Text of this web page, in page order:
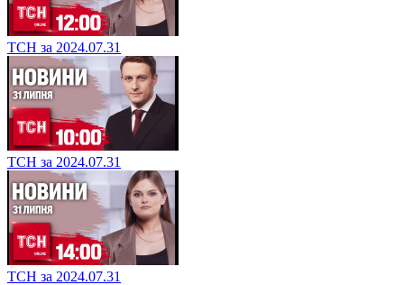
ТСН за 2024.07.31
ТСН за 2024.07.31
ТСН за 2024.07.31